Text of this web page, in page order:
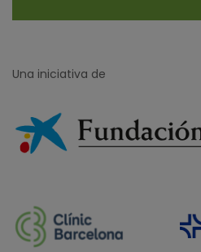
Una iniciativa de